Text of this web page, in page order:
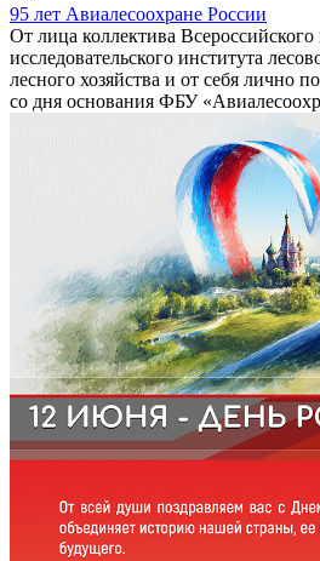
95 лет Авиалесоохране России
От лица коллектива Всероссийского
исследовательского института
лесного хозяйства и от себя лично
со дня основания ФБУ